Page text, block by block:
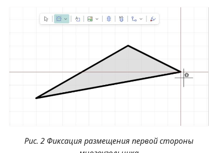
Рис. 2 Фиксация размещения первой стороны